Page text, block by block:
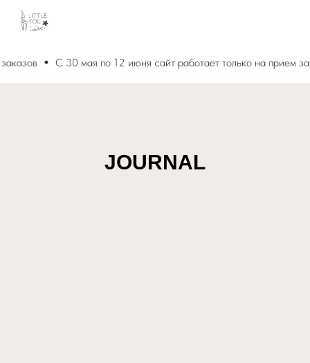
С 30 мая по 12 июня сайт работает только на прием
JOURNAL